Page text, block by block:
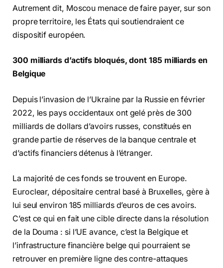
Autrement dit, Moscou menace de faire payer, sur son
propre territoire, les États qui soutiendraient ce
dispositif européen.
300 milliards d’actifs bloqués, dont 185 milliards en
Belgique
Depuis l’invasion de l’Ukraine par la Russie en février
2022, les pays occidentaux ont gelé près de 300
milliards de dollars d’avoirs russes, constitués en
grande partie de réserves de la banque centrale et
d’actifs financiers détenus à l’étranger.
La majorité de ces fonds se trouvent en Europe.
Euroclear, dépositaire central basé à Bruxelles, gère à
lui seul environ 185 milliards d’euros de ces avoirs.
C’est ce qui en fait une cible directe dans la résolution
de la Douma : si l’UE avance, c’est la Belgique et
l’infrastructure financière belge qui pourraient se
retrouver en première ligne des contre-attaques